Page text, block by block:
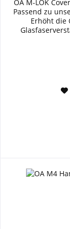
OA M-LOK
Passend zu
Erhöht die
Schwarz/